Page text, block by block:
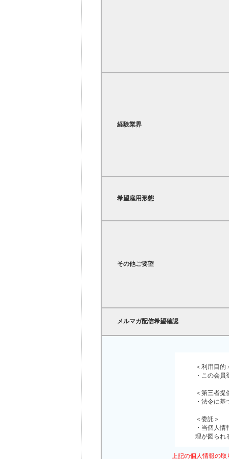
経験業界
希望雇用形態
その他ご要望
メルマガ配信希望確認
＜利用目的
・この会
＜第三者提
・法令に
＜委託＞
・当個人
理が図られ
＜開示等の
上記の個人情報の